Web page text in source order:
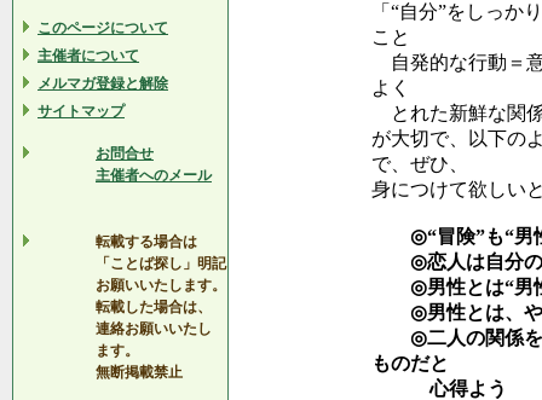
このページについて
主催者について
メルマガ登録と解除
サイトマップ
お問合せ
主催者へのメール
転載する場合は
「ことば探し」明記
お願いいたします。
転載した場合は、
連絡お願いいたし
ます。
無断掲載禁止
「“自分”をしっか
こと
自発的な行動＝
よく
とれた新鮮な関
が大切で、以下の
で、ぜひ、
身につけて欲しい
◎“冒険”も“男
◎恋人は自分の
◎男性とは“男性
◎男性とは、や
◎二人の関係を
ものだと
心得よう